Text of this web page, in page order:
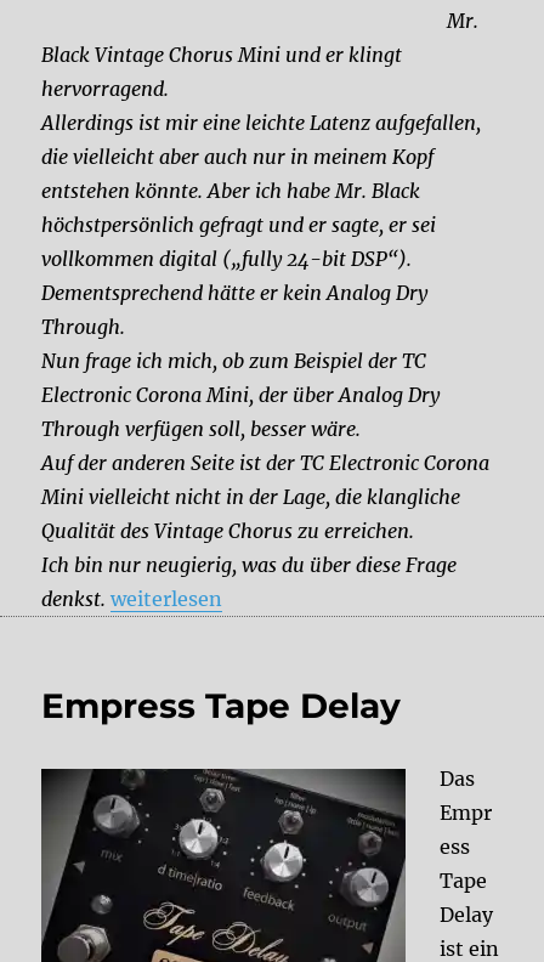
Mr.
Black Vintage Chorus Mini und er klingt
hervorragend.
Allerdings ist mir eine leichte Latenz aufgefallen,
die vielleicht aber auch nur in meinem Kopf
entstehen könnte. Aber ich habe Mr. Black
höchstpersönlich gefragt und er sagte, er sei
vollkommen digital („fully 24-bit DSP“).
Dementsprechend hätte er kein Analog Dry
Through.
Nun frage ich mich, ob zum Beispiel der TC
Electronic Corona Mini, der über Analog Dry
Through verfügen soll, besser wäre.
Auf der anderen Seite ist der TC Electronic Corona
Mini vielleicht nicht in der Lage, die klangliche
Qualität des Vintage Chorus zu erreichen.
Ich bin nur neugierig, was du über diese Frage
denkst. „Mr. Black Vintage Chorus oder TC
weiterlesen
Empress Tape Delay
Das
Empr
ess
Tape
Delay
ist ein